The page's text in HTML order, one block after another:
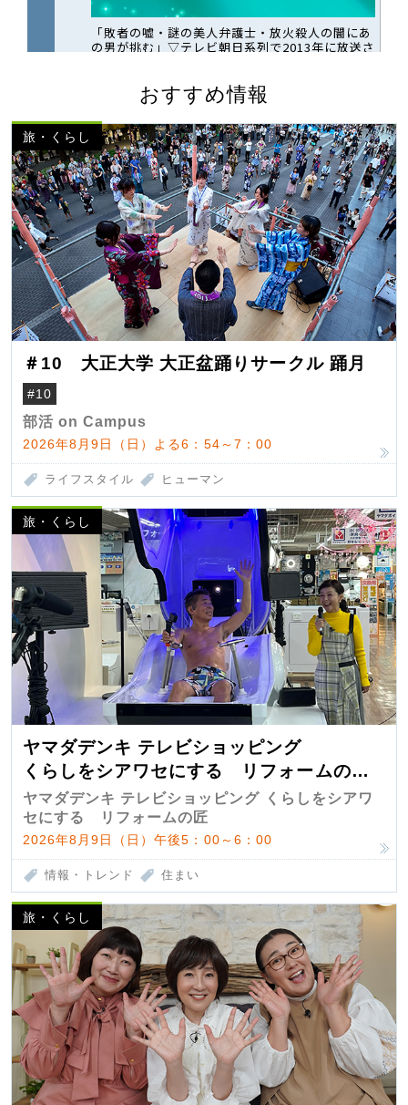
おすすめ情報
旅・くらし
＃10 大正大学 大正盆踊りサークル 踊月
#10
部活 on Campus
2026年8月9日（日）よる6：54～7：00
ライフスタイル ヒューマン
旅・くらし
ヤマダデンキ テレビショッピング
くらしをシアワセにする リフォームの
匠 第7弾
ヤマダデンキ テレビショッピング くらしをシアワ
セにする リフォームの匠
2026年8月9日（日）午後5：00～6：00
情報・トレンド 住まい
旅・くらし